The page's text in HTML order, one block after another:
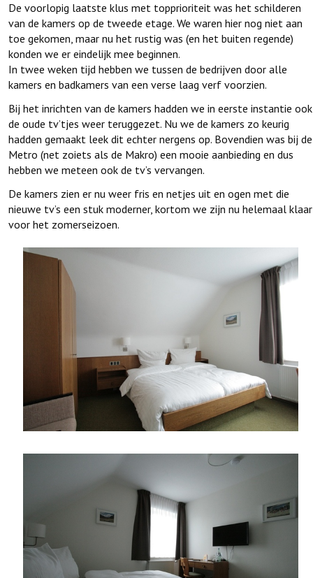
De voorlopig laatste klus met topprioriteit was het schilderen
van de kamers op de tweede etage. We waren hier nog niet aan
toe gekomen, maar nu het rustig was (en het buiten regende)
konden we er eindelijk mee beginnen.
In twee weken tijd hebben we tussen de bedrijven door alle
kamers en badkamers van een verse laag verf voorzien.
Bij het inrichten van de kamers hadden we in eerste instantie ook
de oude tv’tjes weer teruggezet. Nu we de kamers zo keurig
hadden gemaakt leek dit echter nergens op. Bovendien was bij de
Metro (net zoiets als de Makro) een mooie aanbieding en dus
hebben we meteen ook de tv’s vervangen.
De kamers zien er nu weer fris en netjes uit en ogen met die
nieuwe tv’s een stuk moderner, kortom we zijn nu helemaal klaar
voor het zomerseizoen.